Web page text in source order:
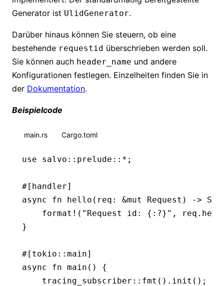
Generator ist UlidGenerator.
Darüber hinaus können Sie steuern, ob eine
bestehende requestid überschrieben werden soll.
Sie können auch header_name und andere
Konfigurationen festlegen. Einzelheiten finden Sie in
der Dokumentation.
Beispielcode
main.rs Cargo.toml
use salvo :: prelude ::* ;
#[handler]
async fn hello (req : &mut Request ) ->
    format!
( "Request id: {:?}" , req .
}
#[tokio :: main]
async fn main () {
    tracing_subscriber
:: fmt () . init ();